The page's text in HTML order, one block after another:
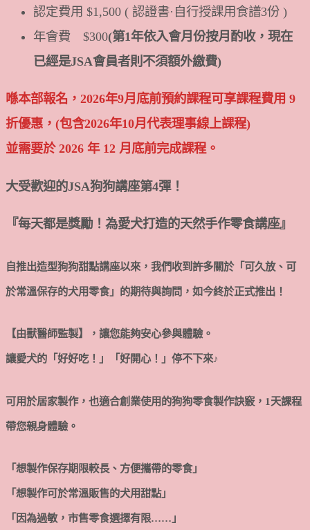
認定費用 $1,500 ( 認證書·自行授課用食譜3份 )
年會費 $300(第1年依入會月份按月酌收，現在
已經是JSA會員者則不須額外繳費)
喺本部報名，2026年9月底前預約課程可享課程費用 9
折優惠，(包含2026年10月代表理事線上課程)
並需要於 2026 年 12 月底前完成課程。
大受歡迎的JSA狗狗講座第4彈！
『每天都是獎勵！為愛犬打造的天然手作零食講座』
自推出造型狗狗甜點講座以來，我們收到許多關於「可久放、可
於常溫保存的犬用零食」的期待與詢問，如今終於正式推出！
【由獸醫師監製】，讓您能夠安心參與體驗。
讓愛犬的「好好吃！」「好開心！」停不下來♪
可用於居家製作，也適合創業使用的狗狗零食製作訣竅，1天課程
帶您親身體驗。
「想製作保存期限較長、方便攜帶的零食」
「想製作可於常溫販售的犬用甜點」
「因為過敏，市售零食選擇有限……」